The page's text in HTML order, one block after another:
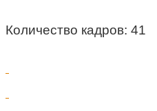
Количество кадров: 41